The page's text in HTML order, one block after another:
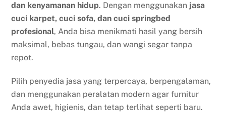
dan kenyamanan hidup. Dengan menggunakan jasa
cuci karpet, cuci sofa, dan cuci springbed
profesional, Anda bisa menikmati hasil yang bersih
maksimal, bebas tungau, dan wangi segar tanpa
repot.
Pilih penyedia jasa yang terpercaya, berpengalaman,
dan menggunakan peralatan modern agar furnitur
Anda awet, higienis, dan tetap terlihat seperti baru.